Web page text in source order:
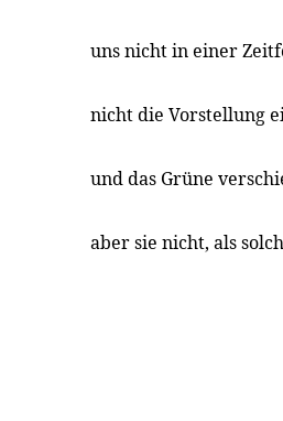
uns nicht in einer
nicht die Vorstellung
und das Grüne
aber sie nicht, als